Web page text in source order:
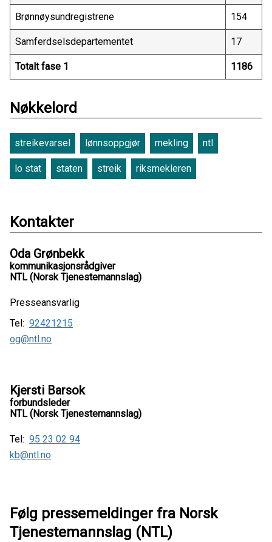
Brønnøysundregistrene 154
Samferdselsdepartementet 17
Totalt fase 1 1186
Nøkkelord
streikevarsel lønnsoppgjør mekling ntl
lo stat staten streik riksmekleren
Kontakter
Oda Grønbekk
kommunikasjonsrådgiver
NTL (Norsk Tjenestemannslag)
Presseansvarlig
Tel: 92421215
og@ntl.no
Kjersti Barsok
forbundsleder
NTL (Norsk Tjenestemannslag)
Tel: 95 23 02 94
kb@ntl.no
Følg pressemeldinger fra Norsk
Tjenestemannslag (NTL)